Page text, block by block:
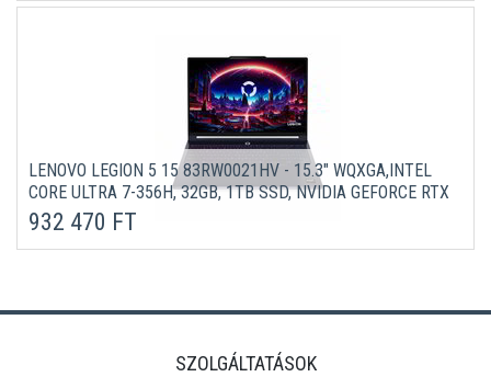
LENOVO LEGION 5 15 83RW0021HV - 15.3" WQXGA,INTEL
CORE ULTRA 7-356H, 32GB, 1TB SSD, NVIDIA GEFORCE RTX
5050 8GB, MICROSOFT WINDOWS 11 HOME - FEKETE
LAPTOP 3 ÉV GARANCIÁVAL
932 470 FT
SZOLGÁLTATÁSOK